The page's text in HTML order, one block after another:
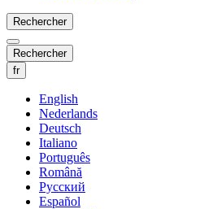
Rechercher
Rechercher
fr
English
Nederlands
Deutsch
Italiano
Português
Română
Русский
Español